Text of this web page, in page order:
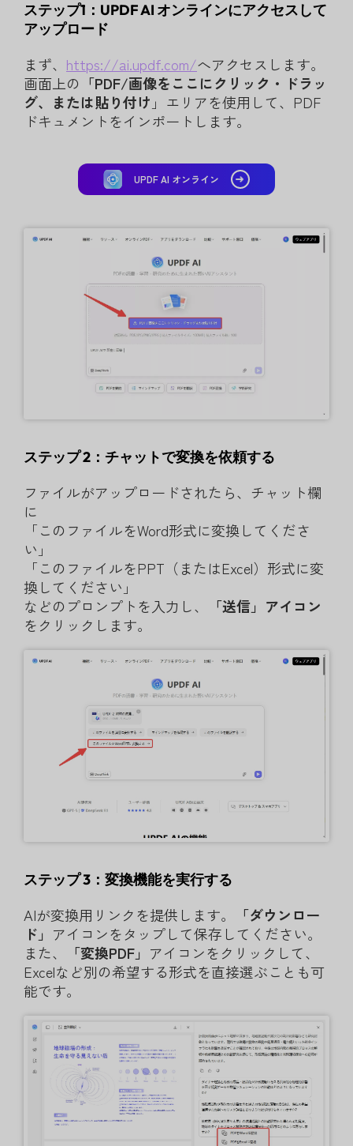
ステップ1：UPDF AI オンラインにアクセスして
アップロード
まず、 https://ai.updf.com/へアクセスします。
画面上の 「PDF/画像をここにクリック・ドラッ
グ、または貼り付け 」エリアを使用して、PDF
ドキュメントをインポートします。
UPDF AI オンライン
ステップ 2：チャットで変換を依頼する
ファイルがアップロードされたら、チャット欄
に
「このファイルをWord形式に変換してくださ
い」
「このファイルをPPT（またはExcel）形式に変
換してください」
などのプロンプトを入力し、
「送信」アイコン
をクリックします。
ステップ 3：変換機能を実行する
AIが変換用リンクを提供します。
「ダウンロー
ド」 アイコンをタップして保存してください。
また、
「変換PDF」 アイコンをクリックして、
Excelなど別の希望する形式を直接選ぶことも可
能です。